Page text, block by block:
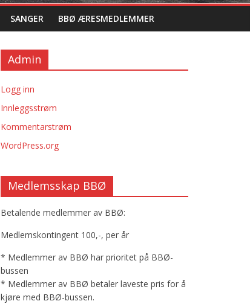
SANGER BBØ ÆRESMEDLEMMER
Admin
Logg inn
Innleggsstrøm
Kommentarstrøm
WordPress.org
Medlemsskap BBØ
Betalende medlemmer av BBØ:
Medlemskontingent 100,-, per år
* Medlemmer av BBØ har prioritet på BBØ-
bussen
* Medlemmer av BBØ betaler laveste pris for å
kjøre med BBØ-bussen.